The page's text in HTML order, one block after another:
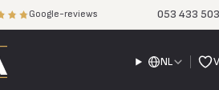
Google-reviews 053 433
NL